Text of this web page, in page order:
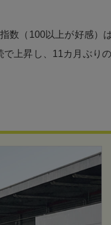
数（100以上が好感）
で上昇し、11カ月ぶりの